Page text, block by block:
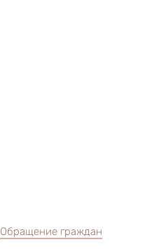
Обращение граждан